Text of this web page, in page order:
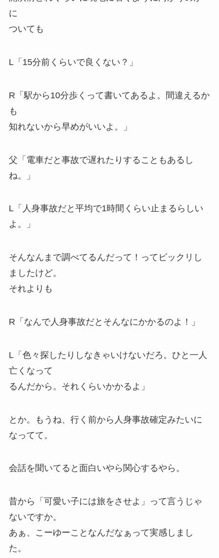
に
ついても
L「15分前くらいで良くない？」
R「駅から10分歩くって書いてあるよ。間違えるか
も
知れないから早めがいいよ。」
父「電車だと事故で遅れたりすることもあるし
ね。」
L「人身事故だと平均で1時間くらい止まるらしい
よ。」
そんなんまで調べてるんだって！ってビックリし
ましたけど。
それよりも
R「なんで人身事故だとそんなにかかるのよ！」
L「色々探したりしなきゃいけないだろ。ひと一人
亡くなって
るんだから。それくらいかかるよ」
とか。もうね、行く前から 人身事故確定みたいに
なってて。
会話を聞いてると面白いやら関心するやら。
昔から「可愛い子には旅をさせよ」って言うじゃ
ないですか。
あぁ、こーゆーことなんだなぁって実感しまし
た。